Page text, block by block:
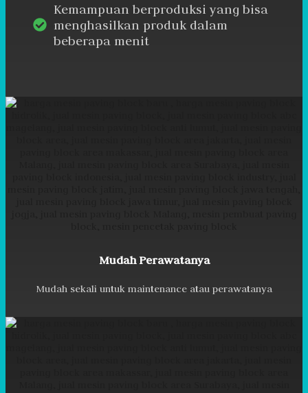
Kemampuan berproduksi yang bisa
menghasilkan produk dalam
beberapa menit
Mudah Perawatanya
Mudah sekali untuk maintenance atau perawatanya